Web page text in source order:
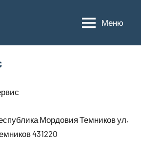
Меню
Мордовия Темников ул.
431220